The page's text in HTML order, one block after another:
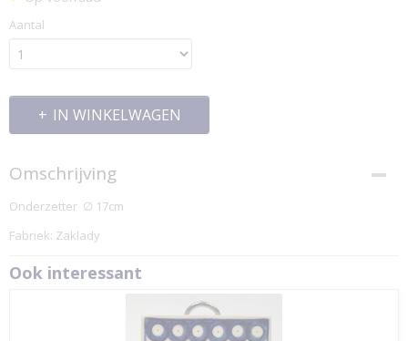
Aantal
IN WINKELWAGEN
Omschrijving
Onderzetter ∅ 17cm
Fabriek: Zaklady
Ook interessant